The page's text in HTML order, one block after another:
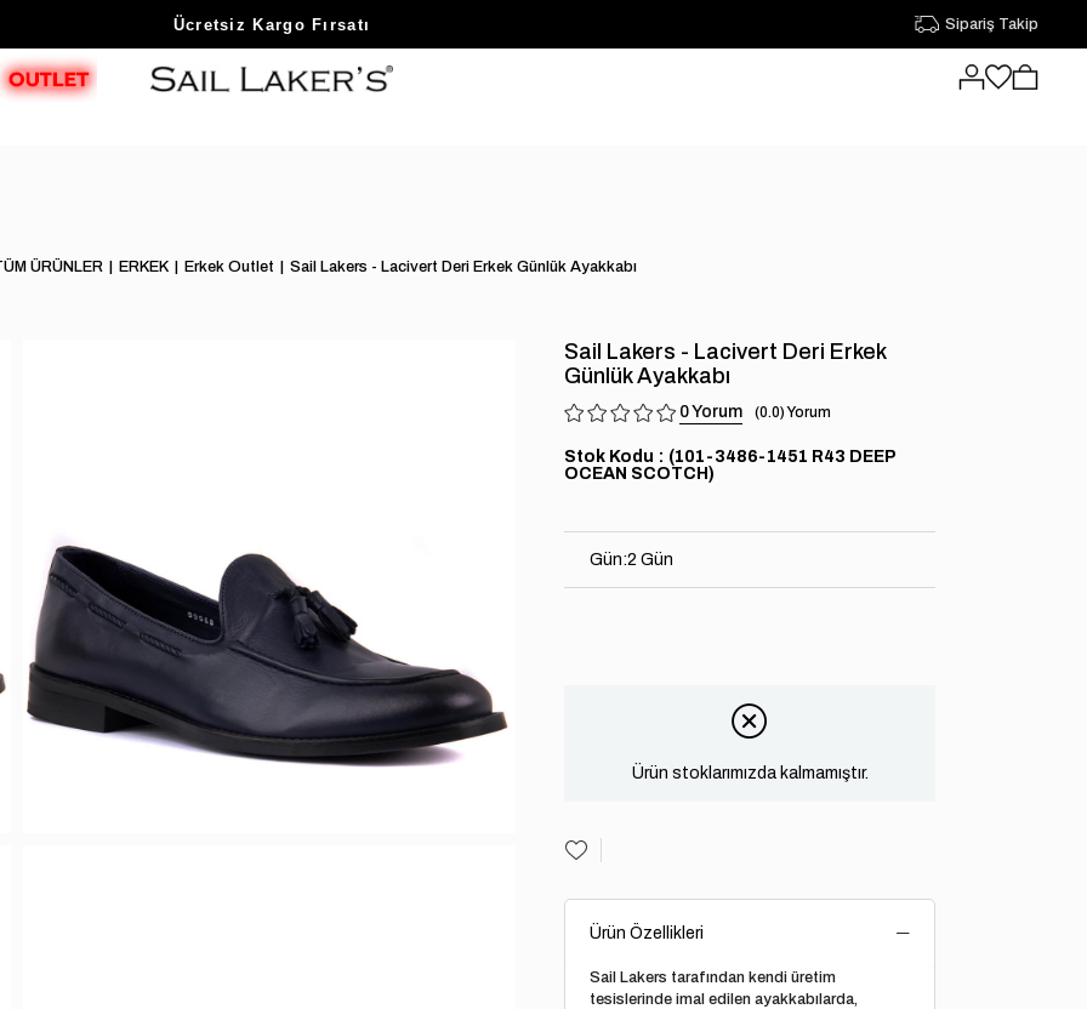
Sezon Sonu Fırsatlarını Keşfet
Ücretsiz Kargo Fırsatı Sipariş Takip
ÜRÜNLER ERKEK Erkek Outlet Sail Lakers - Lacivert Deri Erkek Günlük Ayakkabı
Sail Lakers - Lacivert Deri Erkek
Günlük Ayakkabı
0 0.0
Stok Kodu
(101-3486-1451 R43 DEEP
OCEAN SCOTCH)
Gün:2 Gün
Ürün stoklarımızda kalmamıştır.
Ürün Özellikleri
Sail Lakers tarafından kendi üretim
tesislerinde imal edilen ayakkabılarda,